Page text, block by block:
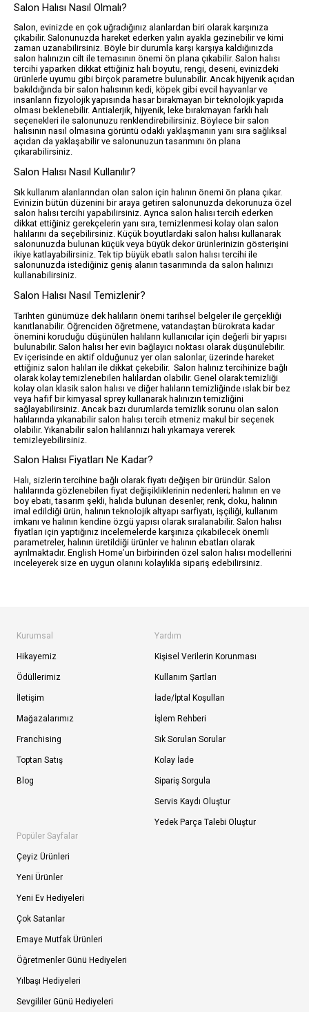
Salon Halısı Nasıl Olmalı?
Salon, evinizde en çok uğradığınız alanlardan biri olarak karşınıza
çıkabilir. Salonunuzda hareket ederken yalın ayakla gezinebilir ve kimi
zaman uzanabilirsiniz. Böyle bir durumla karşı karşıya kaldığınızda
salon halınızın cilt ile temasının önemi ön plana çıkabilir. Salon halısı
tercihi yaparken dikkat ettiğiniz halı boyutu, rengi, deseni, evinizdeki
ürünlerle uyumu gibi birçok parametre bulunabilir. Ancak hijyenik açıdan
bakıldığında bir salon halısının kedi, köpek gibi evcil hayvanlar ve
insanların fizyolojik yapısında hasar bırakmayan bir teknolojik yapıda
olması beklenebilir. Antialerjik, hijyenik, leke bırakmayan farklı halı
seçenekleri ile salonunuzu renklendirebilirsiniz. Böylece bir salon
halısının nasıl olmasına görüntü odaklı yaklaşmanın yanı sıra sağlıksal
açıdan da yaklaşabilir ve salonunuzun tasarımını ön plana
çıkarabilirsiniz.
Salon Halısı Nasıl Kullanılır?
Sık kullanım alanlarından olan salon için halının önemi ön plana çıkar.
Evinizin bütün düzenini bir araya getiren salonunuzda dekorunuza özel
salon halısı tercihi yapabilirsiniz. Ayrıca salon halısı tercih ederken
dikkat ettiğiniz gerekçelerin yanı sıra, temizlenmesi kolay olan salon
halılarını da seçebilirsiniz. Küçük boyutlardaki salon halısı kullanarak
salonunuzda bulunan küçük veya büyük dekor ürünlerinizin gösterişini
ikiye katlayabilirsiniz. Tek tip büyük ebatlı salon halısı tercihi ile
salonunuzda istediğiniz geniş alanın tasarımında da salon halınızı
kullanabilirsiniz.
Salon Halısı Nasıl Temizlenir?
Tarihten günümüze dek halıların önemi tarihsel belgeler ile gerçekliği
kanıtlanabilir. Öğrenciden öğretmene, vatandaştan bürokrata kadar
önemini koruduğu düşünülen halıların kullanıcılar için değerli bir yapısı
bulunabilir. Salon halısı her evin bağlayıcı noktası olarak düşünülebilir.
Ev içerisinde en aktif olduğunuz yer olan salonlar, üzerinde hareket
ettiğiniz salon halıları ile dikkat çekebilir. Salon halınız tercihinize bağlı
olarak kolay temizlenebilen halılardan olabilir. Genel olarak temizliği
kolay olan klasik salon halısı ve diğer halıların temizliğinde ıslak bir bez
veya hafif bir kimyasal sprey kullanarak halınızın temizliğini
sağlayabilirsiniz. Ancak bazı durumlarda temizlik sorunu olan salon
halılarında yıkanabilir salon halısı tercih etmeniz makul bir seçenek
olabilir. Yıkanabilir salon halılarınızı halı yıkamaya vererek
temizleyebilirsiniz.
Salon Halısı Fiyatları Ne Kadar?
Halı, sizlerin tercihine bağlı olarak fiyatı değişen bir üründür. Salon
halılarında gözlenebilen fiyat değişikliklerinin nedenleri; halının en ve
boy ebatı, tasarım şekli, halıda bulunan desenler, renk, doku, halının
imal edildiği ürün, halının teknolojik altyapı sarfiyatı, işçiliği, kullanım
imkanı ve halının kendine özgü yapısı olarak sıralanabilir. Salon halısı
fiyatları için yaptığınız incelemelerde karşınıza çıkabilecek önemli
parametreler, halının üretildiği ürünler ve halının ebatları olarak
ayrılmaktadır. English Home’un birbirinden özel salon halısı modellerini
inceleyerek size en uygun olanını kolaylıkla sipariş edebilirsiniz.
Kurumsal
Hikayemiz
Ödüllerimiz
İletişim
Mağazalarımız
Franchising
Toptan Satış
Blog
Yardım
Kişisel Verilerin Korunması
Kullanım Şartları
İade/İptal Koşulları
İşlem Rehberi
Sık Sorulan Sorular
Kolay İade
Sipariş Sorgula
Servis Kaydı Oluştur
Yedek Parça Talebi Oluştur
Popüler Sayfalar
Çeyiz Ürünleri
Yeni Ürünler
Yeni Ev Hediyeleri
Çok Satanlar
Emaye Mutfak Ürünleri
Öğretmenler Günü Hediyeleri
Yılbaşı Hediyeleri
Sevgililer Günü Hediyeleri